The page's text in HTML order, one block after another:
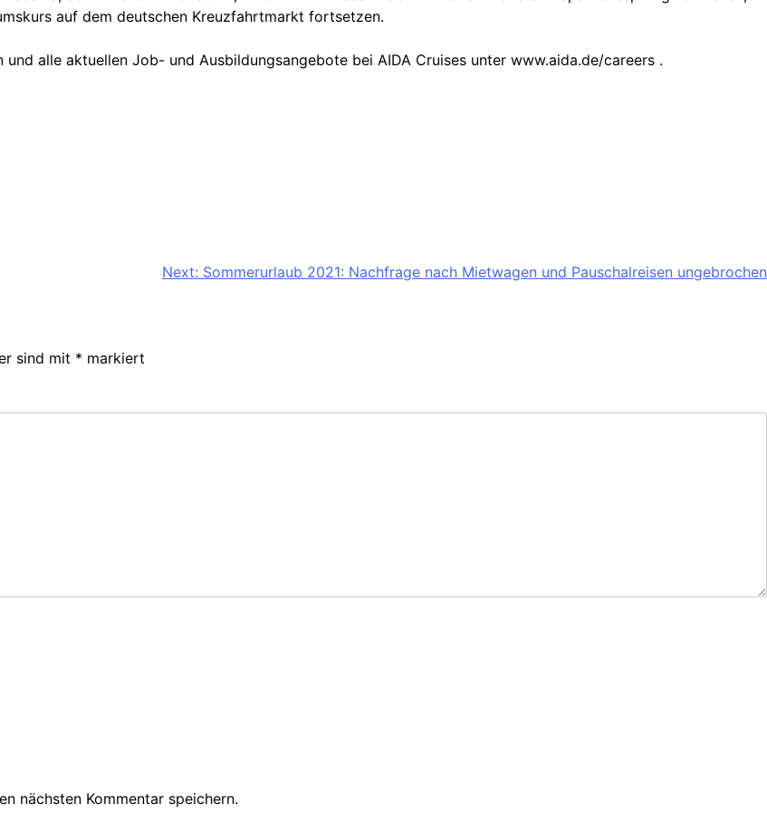
auf dem deutschen Kreuzfahrtmarkt fortsetzen.
alle aktuellen Job- und Ausbildungsangebote bei AIDA Cruises unter www.aida.de/careers .
Next: Sommerurlaub 2021: Nachfrage nach Mietwagen und Pauschalreisen ungebrochen
sind mit * markiert
nächsten Kommentar speichern.